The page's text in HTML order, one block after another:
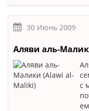
30 Июнь 2009
Аляви аль-
с